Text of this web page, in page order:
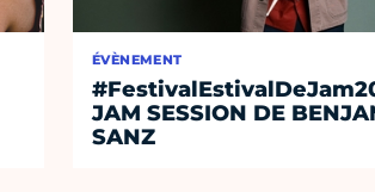
ÉVÈNEMENT
JAM SESSION DE
SANZ